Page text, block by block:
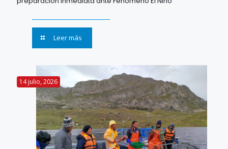
Leer más
14 julio, 2026